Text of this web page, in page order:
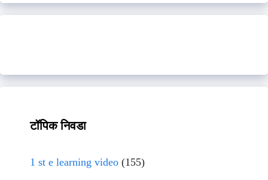
टॉपिक निवडा
1 st e learning video (155)